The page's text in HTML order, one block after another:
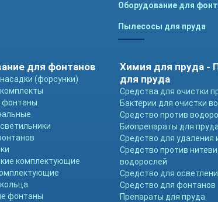
Оборудование для
Пылесосы для пруда
для фонтанов
(форсунки)
комплектующие
фонтаны
Химия для пруда -
для пруда
Средства для очистки
Бактерии для очистки
Средство против
Биопрепараты для пруда
Средство для удаления
Средство против
водорослей
Средство для
Средство для фонтанов
Препараты для пруда